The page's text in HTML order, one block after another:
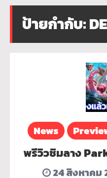
ป้ายกำกับ:
News
พรีวิวชิมลาง
24 สิงหาคม